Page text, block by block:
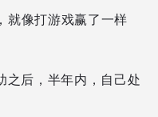
就像打游戏赢了一样
之后，半年内，自己处